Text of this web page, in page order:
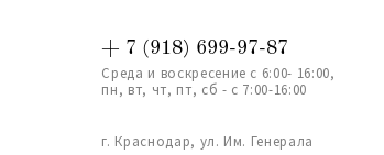
+ 7 (918) 699-97-87
Среда и воскресение с 6:00- 16:00,
пн, вт, чт, пт, сб - с 7:00-16:00
г. Краснодар, ул. Им. Генерала